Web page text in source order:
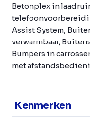
Betonplex in
Assist System,
verwarmbaar,
Bumpers in
met
Kenmerken